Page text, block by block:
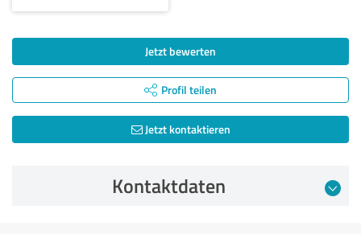
Jetzt bewerten
Profil teilen
Jetzt kontaktieren
Kontaktdaten